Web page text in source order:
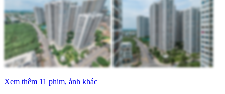
Xem thêm 11 phim, ảnh khác